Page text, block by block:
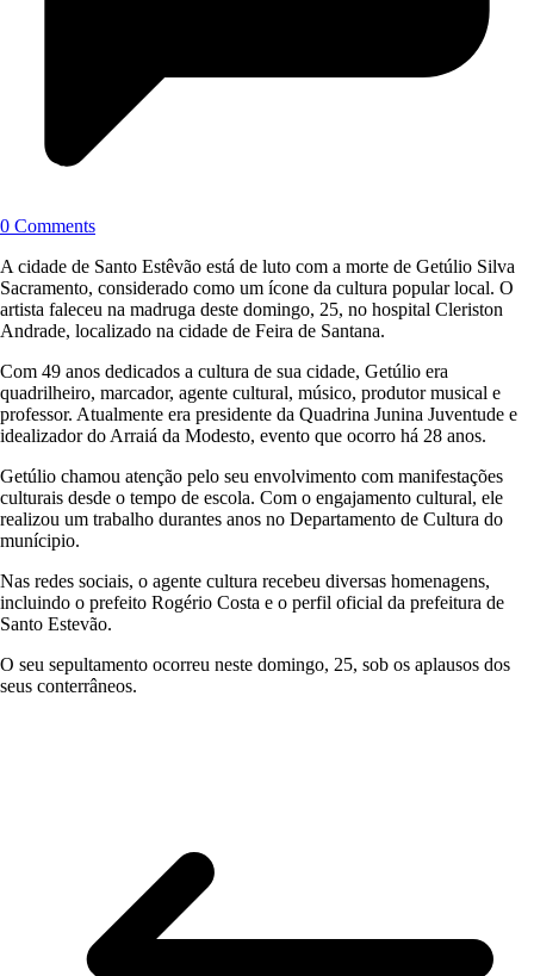
0 Comments
A cidade de Santo Estêvão está de luto com a morte de Getúlio Silva
Sacramento, considerado como um ícone da cultura popular local. O
artista faleceu na madruga deste domingo, 25, no hospital Cleriston
Andrade, localizado na cidade de Feira de Santana.
Com 49 anos dedicados a cultura de sua cidade, Getúlio era
quadrilheiro, marcador, agente cultural, músico, produtor musical e
professor. Atualmente era presidente da Quadrina Junina Juventude e
idealizador do Arraiá da Modesto, evento que ocorro há 28 anos.
Getúlio chamou atenção pelo seu envolvimento com manifestações
culturais desde o tempo de escola. Com o engajamento cultural, ele
realizou um trabalho durantes anos no Departamento de Cultura do
munícipio.
Nas redes sociais, o agente cultura recebeu diversas homenagens,
incluindo o prefeito Rogério Costa e o perfil oficial da prefeitura de
Santo Estevão.
O seu sepultamento ocorreu neste domingo, 25, sob os aplausos dos
seus conterrâneos.